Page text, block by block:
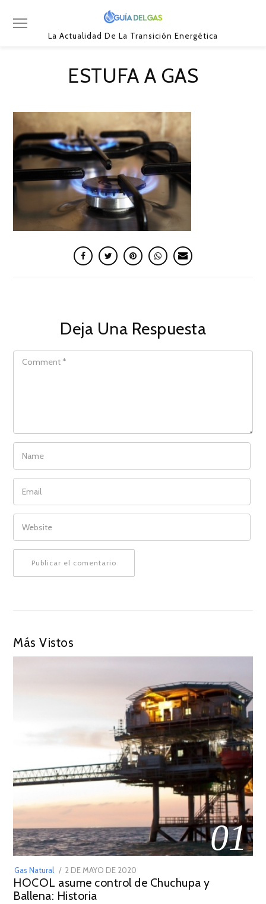
La Actualidad De La Transición Energética
ESTUFA A GAS
Deja Una Respuesta
COMMENT
NAME
EMAIL
WEBSITE
Más Vistos
01
Gas Natural
POSTED
ON
2 DE MAYO DE 2020
DE
HOCOL asume control de Chuchupa y
Ballena: Historia